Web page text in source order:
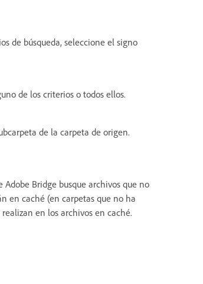
de búsqueda, seleccione el signo
de los criterios o todos ellos.
de la carpeta de origen.
Adobe Bridge busque archivos que no
en caché (en carpetas que no ha
en los archivos en caché.